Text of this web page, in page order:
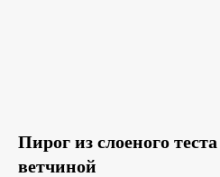
Пирог из слоеного
ветчиной